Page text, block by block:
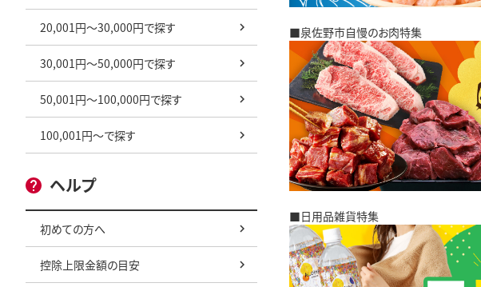
20,001円～30,000円で探す
30,001円～50,000円で探す
50,001円～100,000円で探す
100,001円～で探す
ヘルプ
初めての方へ
控除上限金額の目安
■泉佐野市自慢のお肉特集
■日用品雑貨特集